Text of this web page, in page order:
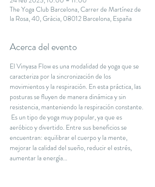
The Yoga Club Barcelona, Carrer de Martínez de
la Rosa, 40, Gràcia, 08012 Barcelona, España
Acerca del evento
El Vinyasa Flow es una modalidad de yoga que se
caracteriza por la sincronización de los
movimientos y la respiración. En esta práctica, las
posturas se fluyen de manera dinámica y sin
resistencia, manteniendo la respiración constante.
Es un tipo de yoga muy popular, ya que es
aeróbico y divertido. Entre sus beneficios se
encuentran: equilibrar el cuerpo y la mente,
mejorar la calidad del sueño, reducir el estrés,
aumentar la energía...